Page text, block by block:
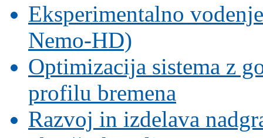
Eksperimentalno
Nemo-HD)
Optimizacija sistema z
profilu bremena
Razvoj in izdelava